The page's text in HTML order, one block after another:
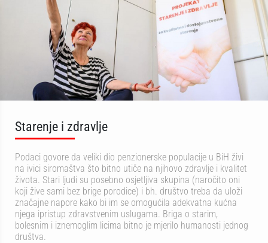
Starenje i zdravlje
Podaci govore da veliki dio penzionerske populacije u BiH živi
na ivici siromaštva što bitno utiče na njihovo zdravlje i kvalitet
života. Stari ljudi su posebno osjetljiva skupina (naročito oni
koji žive sami bez brige porodice) i bh. društvo treba da uloži
značajne napore kako bi im se omogućila adekvatna kućna
njega ipristup zdravstvenim uslugama. Briga o starim,
bolesnim i iznemoglim licima bitno je mjerilo humanosti jednog
društva.